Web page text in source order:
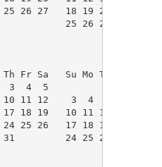
26 27   18 19 20 21 22
31            25 26
Fr Sa   Su Mo Tu We Th
3  4  5
11 12    3  4  5  6  7
18 19   10 11 12 13 14
25 26   17 18 19 20 21
31         24 25 26